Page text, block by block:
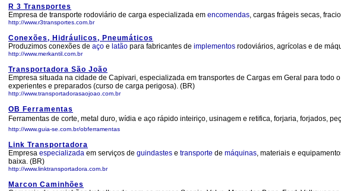
R 3 Transportes
Empresa de transporte rodoviário de carga especializada em encomendas, cargas frágeis secas,
http://www.r3transportes.com.br
Conexões, Hidráulicos, Pneumáticos
Produzimos conexões de aço e latão para fabricantes de implementos rodoviários, agrícolas e de
http://www.merkantil.com.br
Transportadora São João
Empresa situada na cidade de Capivari, especializada em transportes de Cargas em Geral para todo
experientes e preparados (curso de carga perigosa). (BR)
http://www.transportadorasaojoao.com.br
OB Ferramentas
Ferramentas de corte, metal duro, wídia e aço rápido inteiriço, usinagem e retifica, forjaria, forjados,
http://www.guia-se.com.br/obferramentas
Link Transportadora
Empresa especializada em serviços de guindastes e transporte de máquinas, materiais e
baixa. (BR)
http://www.linktransportadora.com.br
Marcon Caminhões